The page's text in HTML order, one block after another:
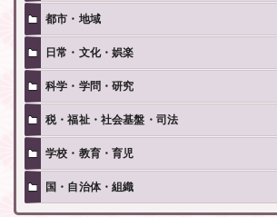
都市・地域
日常・文化・娯楽
科学・学問・研究
税・福祉・社会基盤・司法
学校・教育・育児
国・自治体・組織